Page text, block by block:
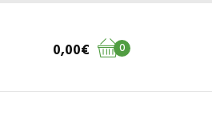
0
0,00€